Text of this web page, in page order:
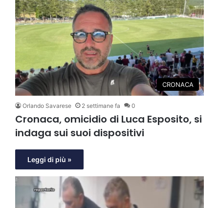
CRONACA
Orlando Savarese 2 settimane fa 0
Cronaca, omicidio di Luca Esposito, si
indaga sui suoi dispositivi
Leggi di più »